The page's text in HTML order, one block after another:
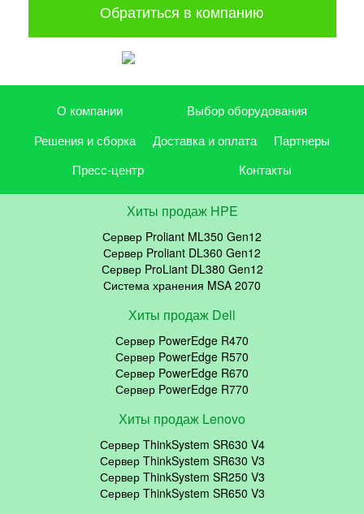
Обратиться в компанию
О компании
Выбор оборудования
Решения и сборка
Доставка и оплата
Партнеры
Пресс-центр
Контакты
Хиты продаж HPE
Сервер Proliant ML350 Gen12
Сервер Proliant DL360 Gen12
Сервер ProLiant DL380 Gen12
Система хранения MSA 2070
Хиты продаж Dell
Сервер PowerEdge R470
Сервер PowerEdge R570
Сервер PowerEdge R670
Сервер PowerEdge R770
Хиты продаж Lenovo
Сервер ThinkSystem SR630 V4
Сервер ThinkSystem SR630 V3
Сервер ThinkSystem SR250 V3
Сервер ThinkSystem SR650 V3